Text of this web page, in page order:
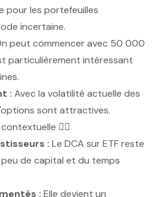
pour les portefeuilles
incertaine.
peut commencer avec 50 000
particulièrement intéressant
: Avec la volatilité actuelle des
sont attractives.
🧘‍♂️
: Le DCA sur ETF reste
de capital et du temps
: Elle devient un